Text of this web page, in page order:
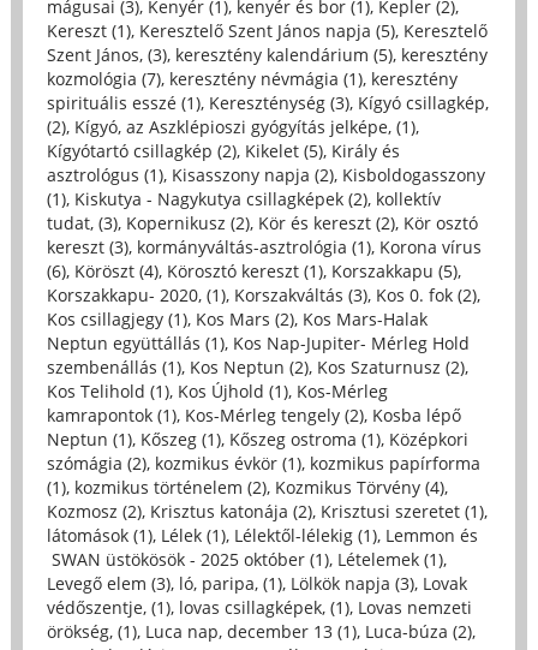
mágusai (3), Kenyér (1), kenyér és bor (1), Kepler (2),
Kereszt (1), Keresztelő Szent János napja (5), Keresztelő
Szent János, (3), keresztény kalendárium (5), keresztény
kozmológia (7), keresztény névmágia (1), keresztény
spirituális esszé (1), Kereszténység (3), Kígyó csillagkép,
(2), Kígyó, az Aszklépioszi gyógyítás jelképe, (1),
Kígyótartó csillagkép (2), Kikelet (5), Király és
asztrológus (1), Kisasszony napja (2), Kisboldogasszony
(1), Kiskutya - Nagykutya csillagképek (2), kollektív
tudat, (3), Kopernikusz (2), Kör és kereszt (2), Kör osztó
kereszt (3), kormányváltás-asztrológia (1), Korona vírus
(6), Köröszt (4), Körosztó kereszt (1), Korszakkapu (5),
Korszakkapu- 2020, (1), Korszakváltás (3), Kos 0. fok (2),
Kos csillagjegy (1), Kos Mars (2), Kos Mars-Halak
Neptun együttállás (1), Kos Nap-Jupiter- Mérleg Hold
szembenállás (1), Kos Neptun (2), Kos Szaturnusz (2),
Kos Telihold (1), Kos Újhold (1), Kos-Mérleg
kamrapontok (1), Kos-Mérleg tengely (2), Kosba lépő
Neptun (1), Kőszeg (1), Kőszeg ostroma (1), Középkori
szómágia (2), kozmikus évkör (1), kozmikus papírforma
(1), kozmikus történelem (2), Kozmikus Törvény (4),
Kozmosz (2), Krisztus katonája (2), Krisztusi szeretet (1),
látomások (1), Lélek (1), Lélektől-lélekig (1), Lemmon és
SWAN üstökösök - 2025 október (1), Lételemek (1),
Levegő elem (3), ló, paripa, (1), Lölkök napja (3), Lovak
védőszentje, (1), lovas csillagképek, (1), Lovas nemzeti
örökség, (1), Luca nap, december 13 (1), Luca-búza (2),